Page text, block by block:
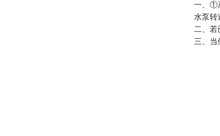
一、①
水泵
二、
三、当